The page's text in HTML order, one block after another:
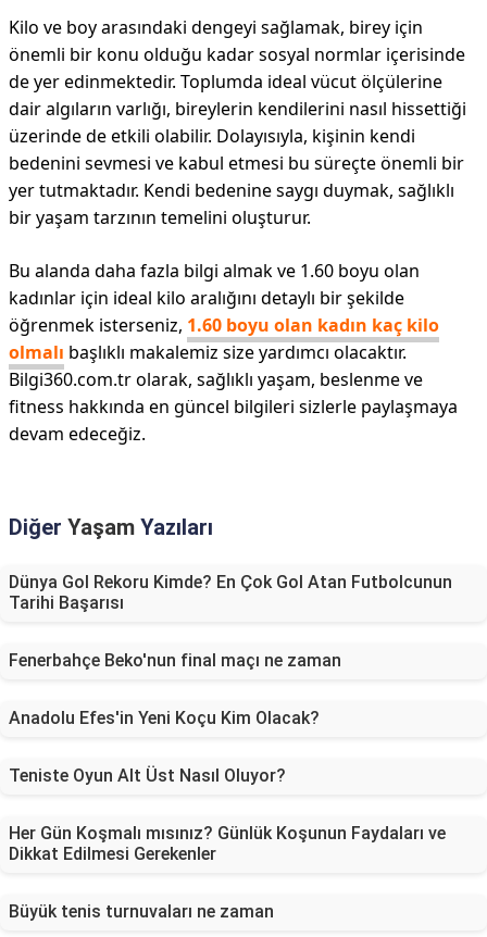
Kilo ve boy arasındaki dengeyi sağlamak, birey için
önemli bir konu olduğu kadar sosyal normlar içerisinde
de yer edinmektedir. Toplumda ideal vücut ölçülerine
dair algıların varlığı, bireylerin kendilerini nasıl hissettiği
üzerinde de etkili olabilir. Dolayısıyla, kişinin kendi
bedenini sevmesi ve kabul etmesi bu süreçte önemli bir
yer tutmaktadır. Kendi bedenine saygı duymak, sağlıklı
bir yaşam tarzının temelini oluşturur.
Bu alanda daha fazla bilgi almak ve 1.60 boyu olan
kadınlar için ideal kilo aralığını detaylı bir şekilde
öğrenmek isterseniz, 1.60 boyu olan kadın kaç kilo
olmalı başlıklı makalemiz size yardımcı olacaktır.
Bilgi360.com.tr olarak, sağlıklı yaşam, beslenme ve
fitness hakkında en güncel bilgileri sizlerle paylaşmaya
devam edeceğiz.
Diğer Yaşam Yazıları
Dünya Gol Rekoru Kimde? En Çok Gol Atan Futbolcunun
Tarihi Başarısı
Fenerbahçe Beko'nun final maçı ne zaman
Anadolu Efes'in Yeni Koçu Kim Olacak?
Teniste Oyun Alt Üst Nasıl Oluyor?
Her Gün Koşmalı mısınız? Günlük Koşunun Faydaları ve
Dikkat Edilmesi Gerekenler
Büyük tenis turnuvaları ne zaman